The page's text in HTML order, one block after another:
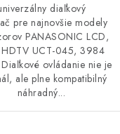
diaľkový
pre najnovšie modely
PANASONIC LCD,
HDTV UCT-045, 3984
ovládanie nie je
ale plne kompatibilný
náhradný...